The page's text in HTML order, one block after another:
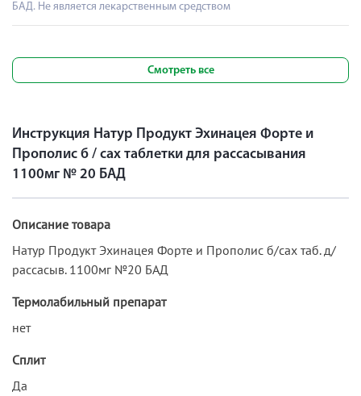
БАД. Не является лекарственным средством
Смотреть все
Инструкция Натур Продукт Эхинацея Форте и
Прополис б / сах таблетки для рассасывания
1100мг № 20 БАД
Описание товара
Натур Продукт Эхинацея Форте и Прополис б/сах таб. д/
рассасыв. 1100мг №20 БАД
Термолабильный препарат
нет
Сплит
Да